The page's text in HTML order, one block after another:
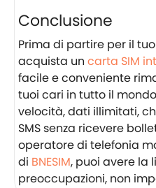
Conclusione
Prima di partire per il
acquista un carta SIM
facile e conveniente
tuoi cari in tutto il
velocità, dati illimitati,
SMS senza ricevere
operatore di telefonia
di BNESIM, puoi avere la
preoccupazioni, non